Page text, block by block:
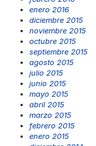
enero 2016
diciembre 2015
noviembre 2015
octubre 2015
septiembre 2015
agosto 2015
julio 2015
junio 2015
mayo 2015
abril 2015
marzo 2015
febrero 2015
enero 2015